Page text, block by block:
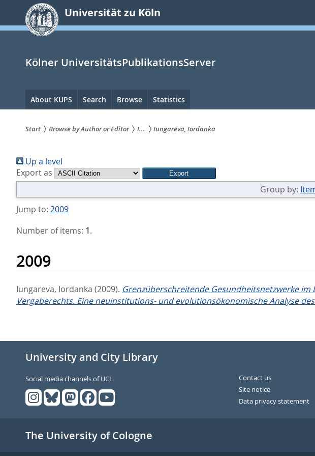
springen
Universität zu Köln
Kölner UniversitätsPublikationsServer
Hauptnavigation
About KUPS Search Browse Statistics
sind
hier:
Start Browse by Author or Editor I... Iungareva, Iordanka
Up a level
Export as
Group by:
Jump to: 2009
Number of items: 1.
2009
Iungareva, Iordanka (2009). Grenzüberschreitende Gesundheitsnetzwerke
Vergaberechts. Eine neuinstitutions- und evolutionsökonomische Analyse
University and City Library
Social media channels of UCL
Contact us
Site notice
Data privacy statement
The University of Cologne